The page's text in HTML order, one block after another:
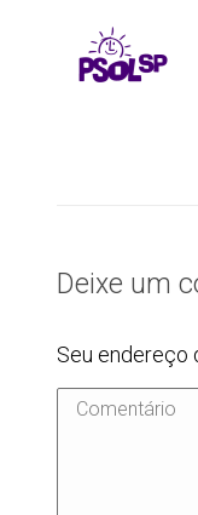
Deixe um
Seu endereço
Comentário